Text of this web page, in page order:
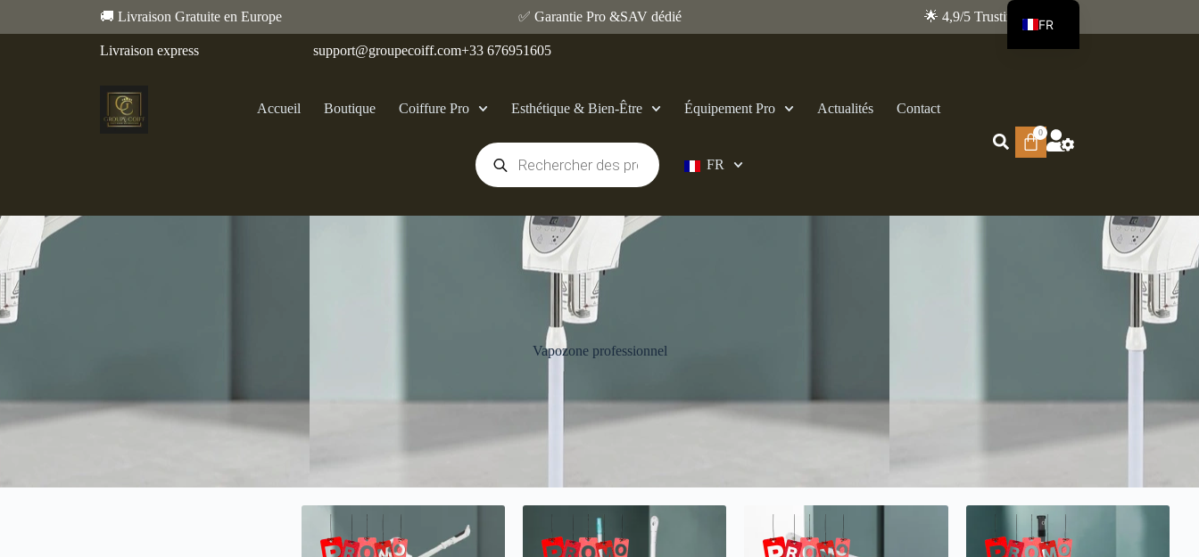
🚚 Livraison Gratuite en Europe ✅ Garantie Pro &SAV dédié 🌟 4,9/5 Trustindex
Livraison express support@groupecoiff.com+33 676951605
Accueil Boutique Coiffure Pro Esthétique & Bien‑Être Équipement Pro Actualités Contact
FR
0
Vapozone professionnel
FR
EN